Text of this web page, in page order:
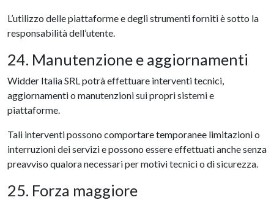
L’utilizzo delle piattaforme e degli strumenti forniti è sotto la
responsabilità dell’utente.
24. Manutenzione e aggiornamenti
Widder Italia SRL potrà effettuare interventi tecnici,
aggiornamenti o manutenzioni sui propri sistemi e
piattaforme.
Tali interventi possono comportare temporanee limitazioni o
interruzioni dei servizi e possono essere effettuati anche senza
preavviso qualora necessari per motivi tecnici o di sicurezza.
25. Forza maggiore